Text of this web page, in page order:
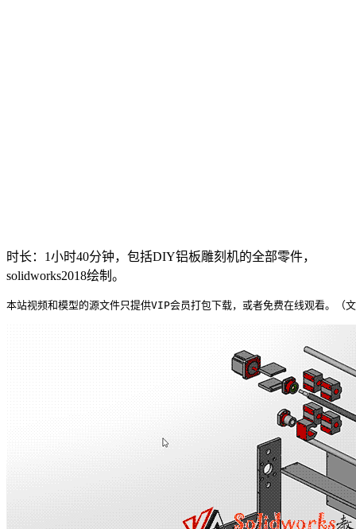
时长：1小时40分钟，包括DIY铝板雕刻机的全部零件，
solidworks2018绘制。
本站视频和模型的源文件只提供VIP会员打包下载，或者免费在线观看。（